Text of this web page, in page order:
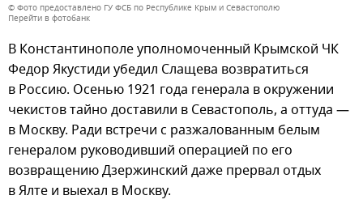
© Фото предоставлено ГУ ФСБ по Республике Крым и Севастополю
Перейти в фотобанк
В Константинополе уполномоченный Крымской ЧК
Федор Якустиди убедил Слащева возвратиться
в Россию. Осенью 1921 года генерала в окружении
чекистов тайно доставили в Севастополь, а оттуда —
в Москву. Ради встречи с разжалованным белым
генералом руководивший операцией по его
возвращению Дзержинский даже прервал отдых
в Ялте и выехал в Москву.